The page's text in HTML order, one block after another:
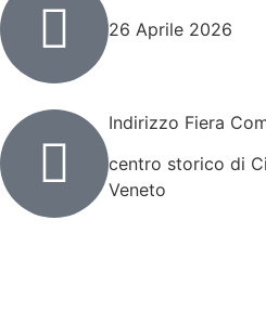
26 Aprile 2026
Indirizzo Fiera
centro storico di
Veneto